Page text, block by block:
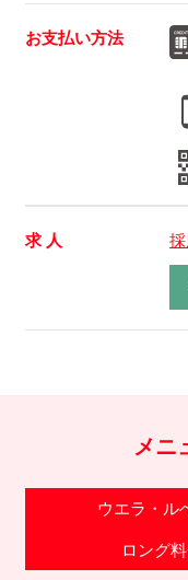
お支払い方法
求 人
メニ
ウエラ・ル
ロング